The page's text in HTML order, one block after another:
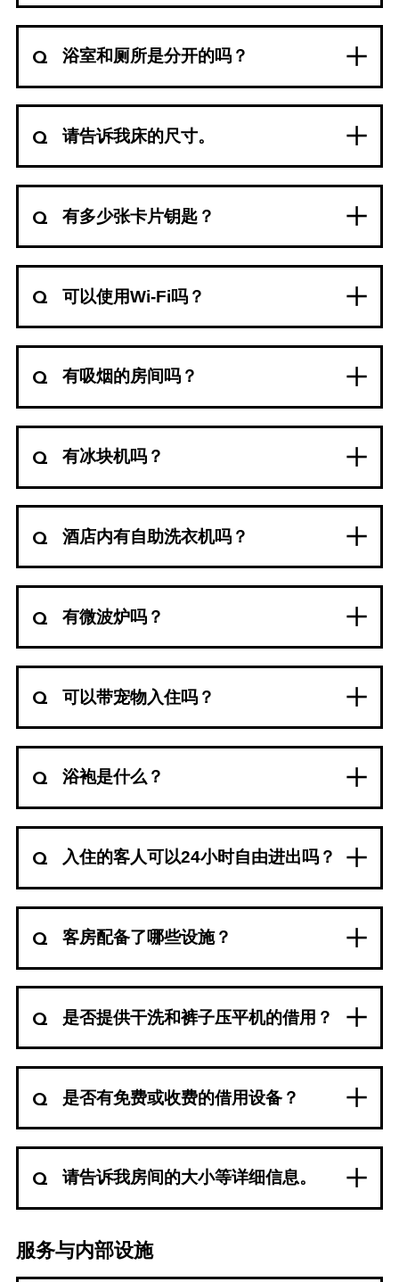
浴室和厕所是分开的吗？
请告诉我床的尺寸。
有多少张卡片钥匙？
可以使用Wi-Fi吗？
有吸烟的房间吗？
有冰块机吗？
酒店内有自助洗衣机吗？
有微波炉吗？
可以带宠物入住吗？
浴袍是什么？
入住的客人可以24小时自由进出吗？
客房配备了哪些设施？
是否提供干洗和裤子压平机的借用？
是否有免费或收费的借用设备？
请告诉我房间的大小等详细信息。
服务与内部设施